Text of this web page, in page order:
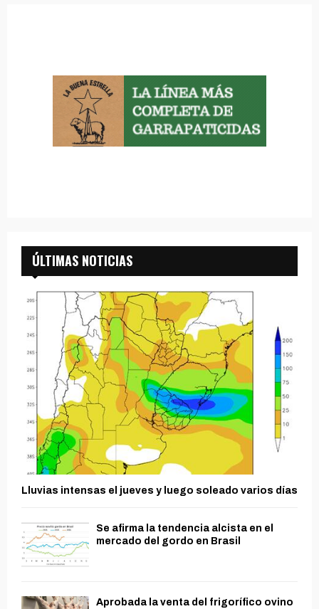
ÚLTIMAS NOTICIAS
Lluvias intensas el jueves y luego soleado varios días
Se afirma la tendencia alcista en el
mercado del gordo en Brasil
Aprobada la venta del frigorífico ovino